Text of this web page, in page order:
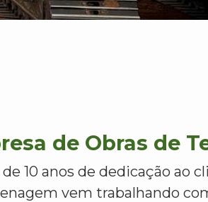
de Obras de
10 anos de dedicação ao
vem trabalhando